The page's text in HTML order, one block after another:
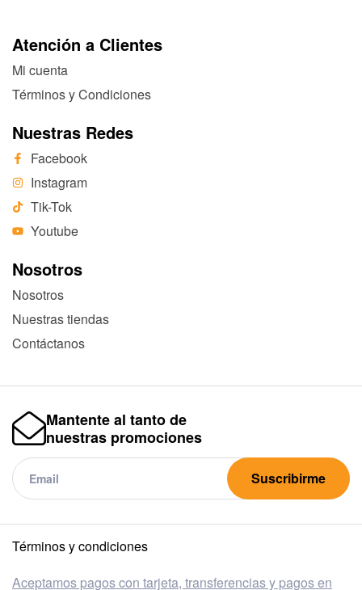
Atención a Clientes
Mi cuenta
Términos y Condiciones
Nuestras Redes
Facebook
Instagram
Tik-Tok
Youtube
Nosotros
Nosotros
Nuestras tiendas
Contáctanos
Mantente al tanto de
nuestras promociones
Suscribirme
Términos y condiciones
Aceptamos pagos con tarjeta, transferencias y pagos en